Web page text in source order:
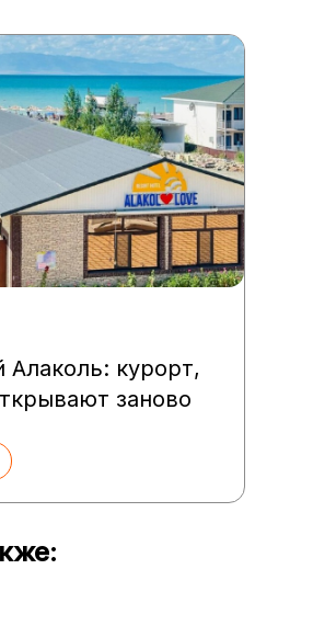
Алаколь: курорт,
заново